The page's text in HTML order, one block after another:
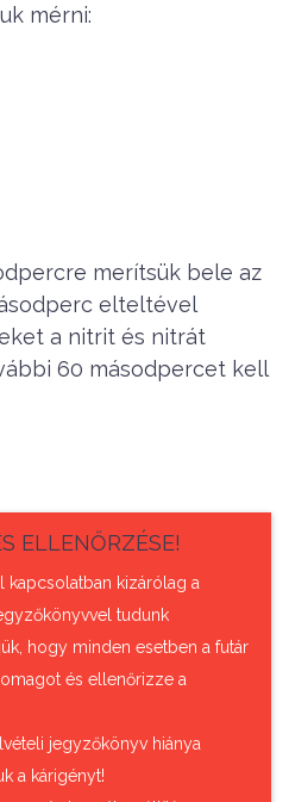
mérni:
merítsük bele az
elteltével
a nitrit és nitrát
60 másodpercet kell
ELLENŐRZÉSE!
kapcsolatban kizárólag a
tudunk
hogy minden esetben a futár
és ellenőrizze a
jegyzőkönyv hiánya
a kárigényt!